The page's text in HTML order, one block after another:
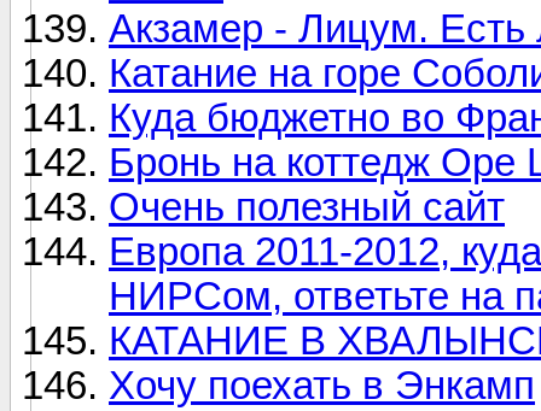
Акзамер - Лицум. Есть
Катание на горе
Куда бюджетно во
Бронь на коттедж Оре
Очень полезный сайт
Европа 2011-2012,
НИРСом, ответьте на
КАТАНИЕ В
Хочу поехать в Энкамп